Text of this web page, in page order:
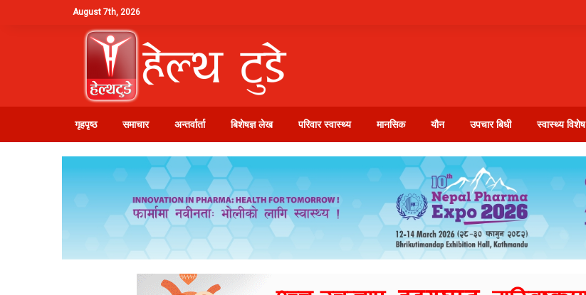
August 7th, 2026
गृहपृष्ठ समाचार अन्तर्वार्ता बिशेषज्ञ लेख परिवार स्वास्थ्य मानसिक यौन उपचार बिधी स्वास्थ्य विशेष